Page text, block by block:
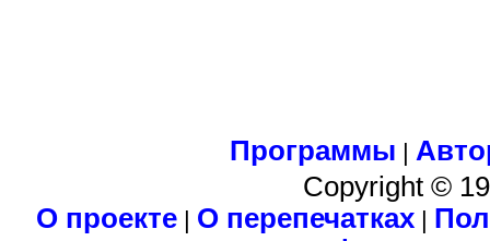
Программы |
Copyright ©
О проекте| О перепечатках|